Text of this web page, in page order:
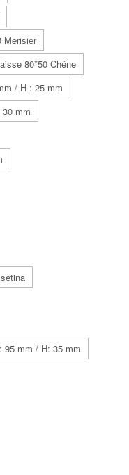
Merisier
80*50 Chêne
/ H : 25 mm
mm
95 mm / H: 35 mm